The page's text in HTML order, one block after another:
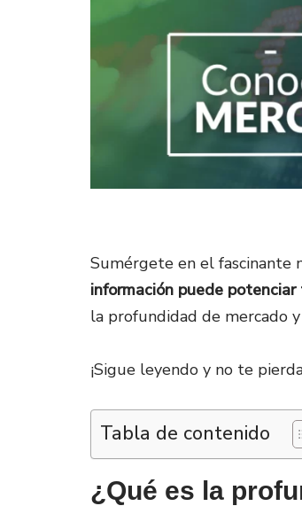
Sumérgete en el fascinante
información puede
la profundidad de mercado
¡Sigue leyendo y no te
Tabla de contenido
¿Qué es la